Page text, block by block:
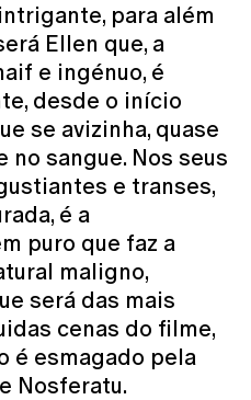
para além
Ellen que, a
e ingénuo, é
desde o início
se avizinha, quase
sangue. Nos seus
e transes,
é a
puro que faz a
maligno,
será das mais
cenas do filme,
é esmagado pela
Nosferatu.